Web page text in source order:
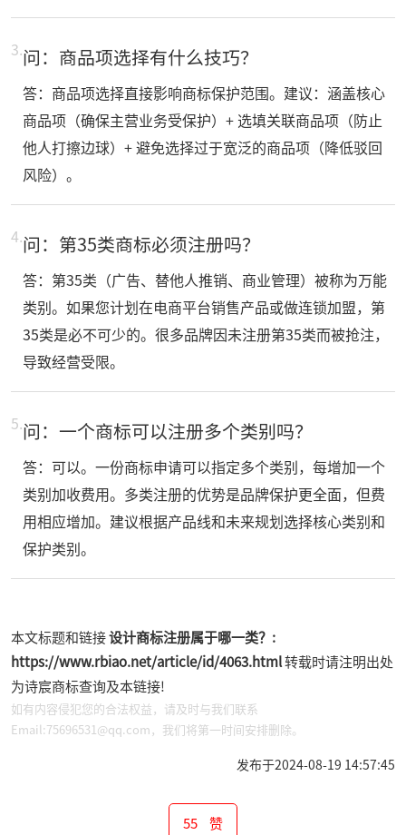
3.问：商品项选择有什么技巧？
答：商品项选择直接影响商标保护范围。建议：涵盖核心
商品项（确保主营业务受保护）+ 选填关联商品项（防止
他人打擦边球）+ 避免选择过于宽泛的商品项（降低驳回
风险）。
4.问：第35类商标必须注册吗？
答：第35类（广告、替他人推销、商业管理）被称为万能
类别。如果您计划在电商平台销售产品或做连锁加盟，第
35类是必不可少的。很多品牌因未注册第35类而被抢注，
导致经营受限。
5.问：一个商标可以注册多个类别吗？
答：可以。一份商标申请可以指定多个类别，每增加一个
类别加收费用。多类注册的优势是品牌保护更全面，但费
用相应增加。建议根据产品线和未来规划选择核心类别和
保护类别。
本文标题和链接设计商标注册属于哪一类？:
https://www.rbiao.net/article/id/4063.html转载时请注明出处
为诗宸商标查询及本链接!
如有内容侵犯您的合法权益，请及时与我们联系
Email:75696531@qq.com，我们将第一时间安排删除。
发布于2024-08-19 14:57:45
55 赞